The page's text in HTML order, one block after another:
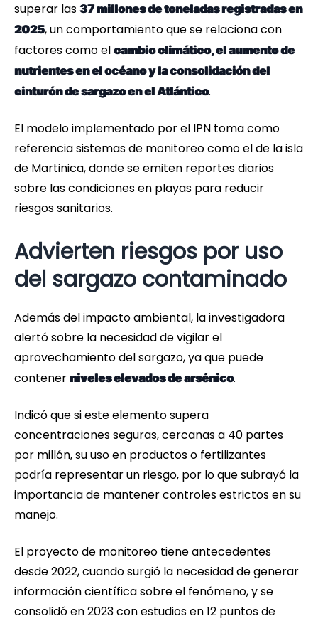
superar las 37 millones de toneladas registradas en
2025, un comportamiento que se relaciona con
factores como el cambio climático, el aumento de
nutrientes en el océano y la consolidación del
cinturón de sargazo en el Atlántico.
El modelo implementado por el IPN toma como
referencia sistemas de monitoreo como el de la isla
de Martinica, donde se emiten reportes diarios
sobre las condiciones en playas para reducir
riesgos sanitarios.
Advierten riesgos por uso
del sargazo contaminado
Además del impacto ambiental, la investigadora
alertó sobre la necesidad de vigilar el
aprovechamiento del sargazo, ya que puede
contener niveles elevados de arsénico.
Indicó que si este elemento supera
concentraciones seguras, cercanas a 40 partes
por millón, su uso en productos o fertilizantes
podría representar un riesgo, por lo que subrayó la
importancia de mantener controles estrictos en su
manejo.
El proyecto de monitoreo tiene antecedentes
desde 2022, cuando surgió la necesidad de generar
información científica sobre el fenómeno, y se
consolidó en 2023 con estudios en 12 puntos de